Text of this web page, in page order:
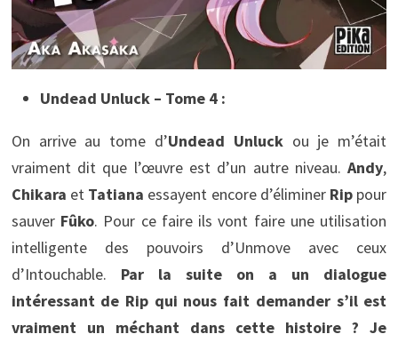
Undead Unluck – Tome 4 :
On arrive au tome d’Undead Unluckou je m’était
vraiment dit que l’œuvre est d’un autre niveau.Andy,
Chikara et Tatiana essayent encore d’éliminer Rip pour
sauver Fûko. Pour ce faire ils vont faire une utilisation
intelligente des pouvoirs d’Unmove avec ceux
d’Intouchable. Par la suite on a un dialogue
intéressant de Rip qui nous fait demander s’il est
vraiment un méchant dans cette histoire ? Je